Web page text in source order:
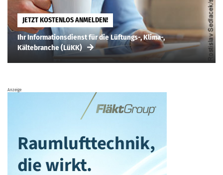
JETZT KOSTENLOS ANMELDEN!
Ihr Informationsdienst für die Lüftungs-, Klima-,
Kältebranche (LüKK)
Anzeige